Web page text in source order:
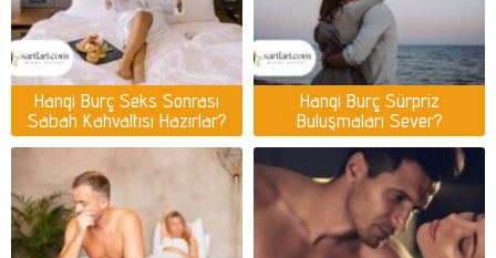
Hangi Burç Seks Sonrası
Sabah Kahvaltısı Hazırlar?
Hangi Burç Sürpriz
Buluşmaları Sever?